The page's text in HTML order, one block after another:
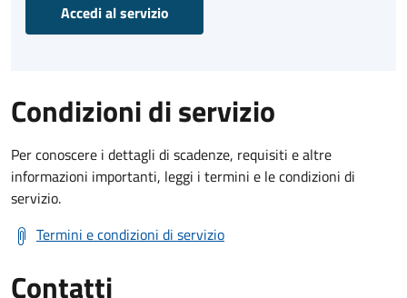
Accedi al servizio
Condizioni di servizio
Per conoscere i dettagli di scadenze, requisiti e altre
informazioni importanti, leggi i termini e le condizioni di
servizio.
Termini e condizioni di servizio
Contatti